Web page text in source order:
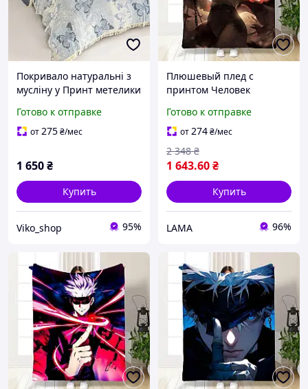
Покривало натуральні з
мусліну у Принт метелики
Готово к отправке
от275₴/мес
1 650₴
Купить
Viko_shop 95%
Плюшевый плед с
принтом Человек
покривало с 3D рисунком
160х200
Готово к отправке
от274₴/мес
1 643.60₴
2 348 ₴
Купить
LAMA 96%